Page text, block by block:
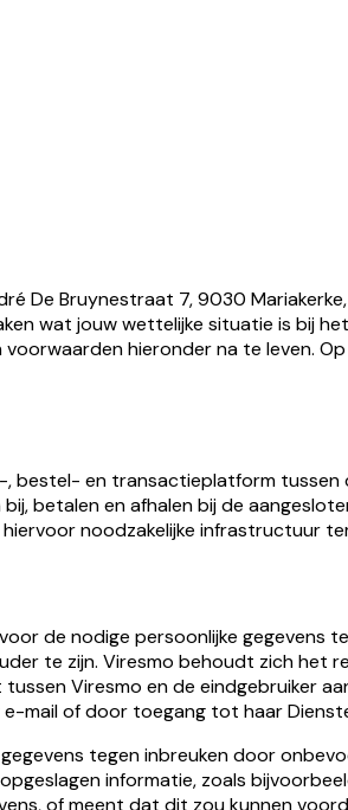
De Bruynestraat 7, 9030
wat jouw wettelijke situatie is bij
hieronder na te leven.
en transactieplatform tussen
betalen en afhalen bij de
noodzakelijke infrastructuur
de nodige persoonlijke
te zijn. Viresmo behoudt zich
Viresmo en de eindgebruiker
mail of door toegang tot haar
tegen inbreuken door
informatie, zoals
of meent dat dit zou kunnen